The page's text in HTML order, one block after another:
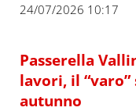
24/07/2026 10:17
Passerella
lavori, il
autunno